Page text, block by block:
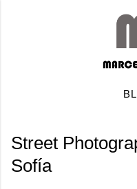
Street
Sofía